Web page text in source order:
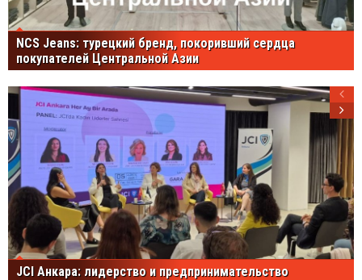
NCS Jeans: турецкий бренд, покоривший сердца
покупателей Центральной Азии
JCI Анкара: лидерство и предпринимательство